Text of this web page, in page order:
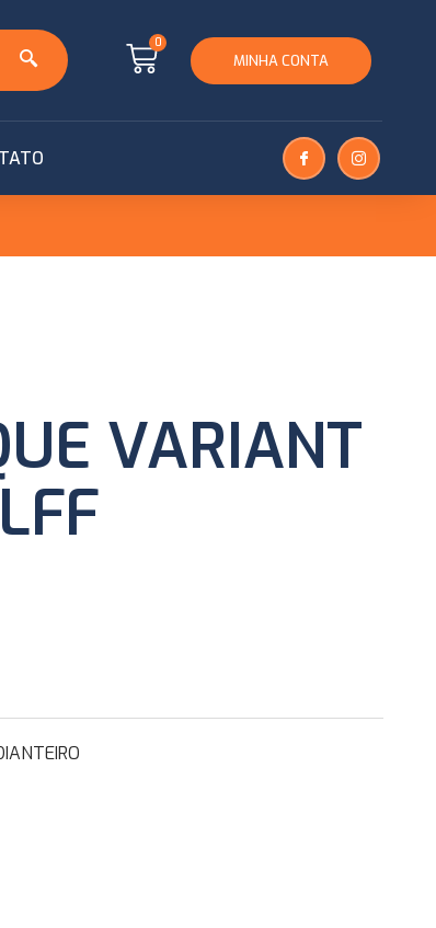
0
MINHA CONTA
VARIANT